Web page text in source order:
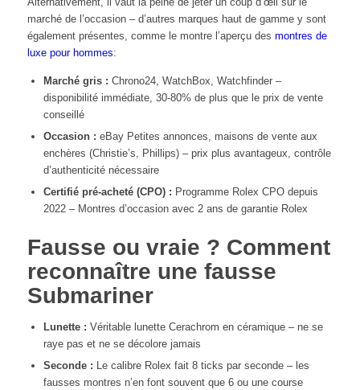
marché de l’occasion – d’autres marques haut de gamme y sont
également présentes, comme le montre l’aperçu des montres de
luxe pour hommes:
Marché gris : Chrono24, WatchBox, Watchfinder –
disponibilité immédiate, 30-80% de plus que le prix de vente
conseillé
Occasion : eBay Petites annonces, maisons de vente aux
enchères (Christie’s, Phillips) – prix plus avantageux, contrôle
d’authenticité nécessaire
Certifié pré-acheté (CPO) : Programme Rolex CPO depuis
2022 – Montres d’occasion avec 2 ans de garantie Rolex
Fausse ou vraie ? Comment
reconnaître une fausse
Submariner
Lunette : Véritable lunette Cerachrom en céramique – ne se
raye pas et ne se décolore jamais
Seconde : Le calibre Rolex fait 8 ticks par seconde – les
fausses montres n’en font souvent que 6 ou une course